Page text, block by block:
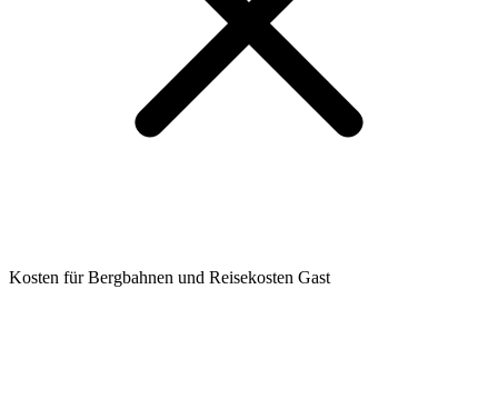
Kosten für Bergbahnen und Reisekosten Gast